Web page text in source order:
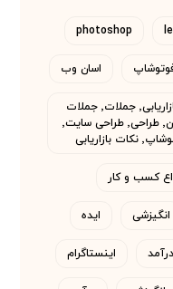
photoshop
اسان وب
اسان وب٬ اسمان٬ افتاب٬ انگیزشی٬ بازاریابی٬ جملات٬ جملات
انگیزشی٬ سان وب٬ سایت٬ سایت آسان٬ طراحی٬ طراحی سایت٬
کسب و کار
انگیزشی ایده
اینستاگرام